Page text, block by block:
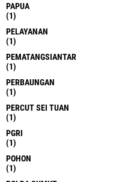
PAPUA
(1)
PELAYANAN
(1)
PEMATANGSIANTAR
(1)
PERBAUNGAN
(1)
PERCUT SEI TUAN
(1)
PGRI
(1)
POHON
(1)